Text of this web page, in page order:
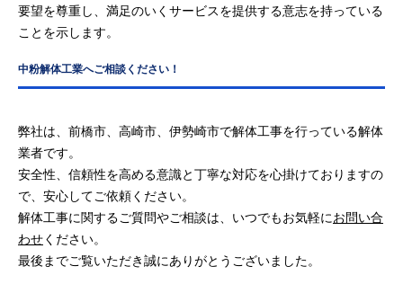
要望を尊重し、満足のいくサービスを提供する意志を持っている
ことを示します。
中粉解体工業へご相談ください！
弊社は、前橋市、高崎市、伊勢崎市で解体工事を行っている解体
業者です。
安全性、信頼性を高める意識と丁寧な対応を心掛けておりますの
で、安心してご依頼ください。
解体工事に関するご質問やご相談は、いつでもお気軽にお問い合
わせください。
最後までご覧いただき誠にありがとうございました。